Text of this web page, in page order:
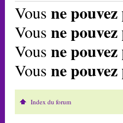
Vous ne pouvez
Vous ne pouvez
Vous ne pouvez
Vous ne pouvez
Index du forum